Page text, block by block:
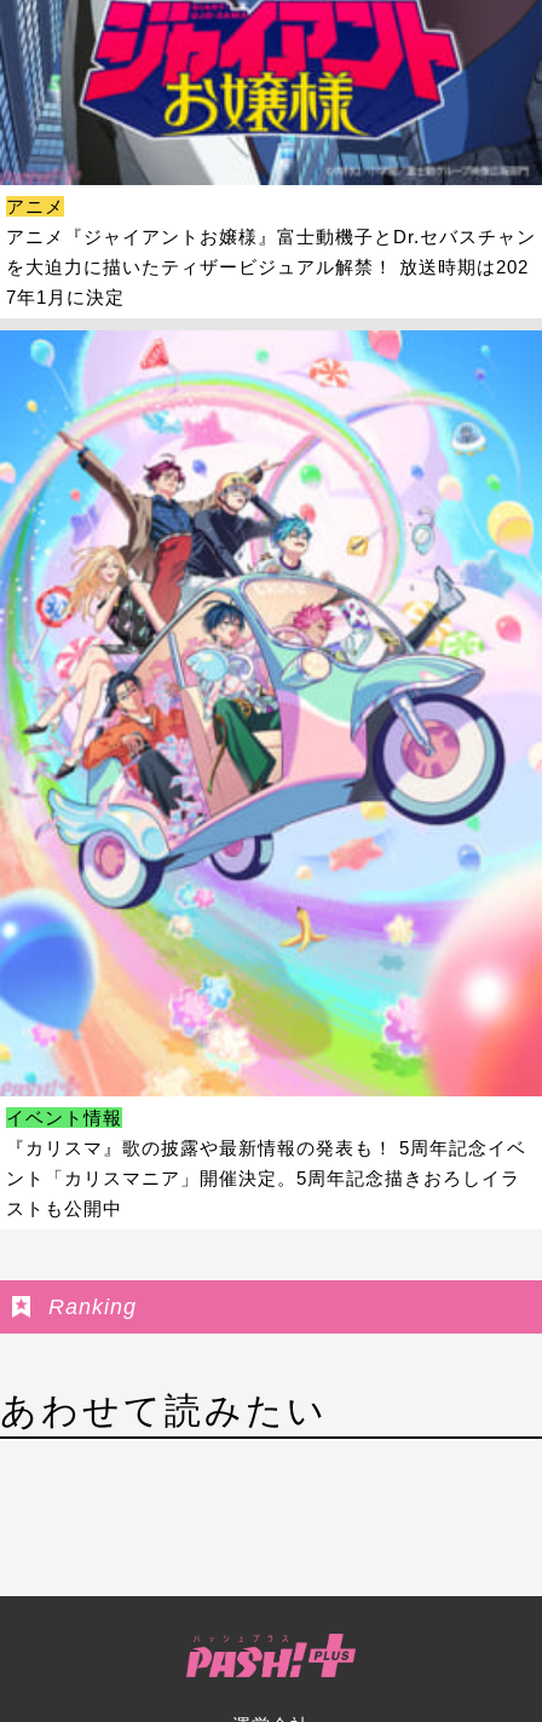
アニメ
アニメ『ジャイアントお嬢様』富士動機子とDr.セバスチャン
を大迫力に描いたティザービジュアル解禁！ 放送時期は202
7年1月に決定
イベント情報
『カリスマ』歌の披露や最新情報の発表も！ 5周年記念イベ
ント「カリスマニア」開催決定。5周年記念描きおろしイラ
ストも公開中
Ranking
あわせて読みたい